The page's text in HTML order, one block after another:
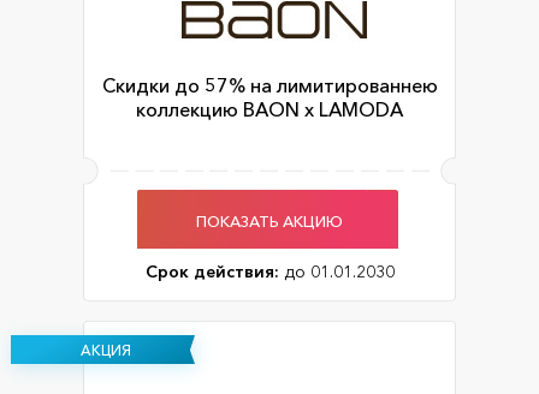
Скидки до 57% на лимитированнею
коллекцию BAON x LAMODA
ПОКАЗАТЬ АКЦИЮ
Срок действия: до 01.01.2030
АКЦИЯ